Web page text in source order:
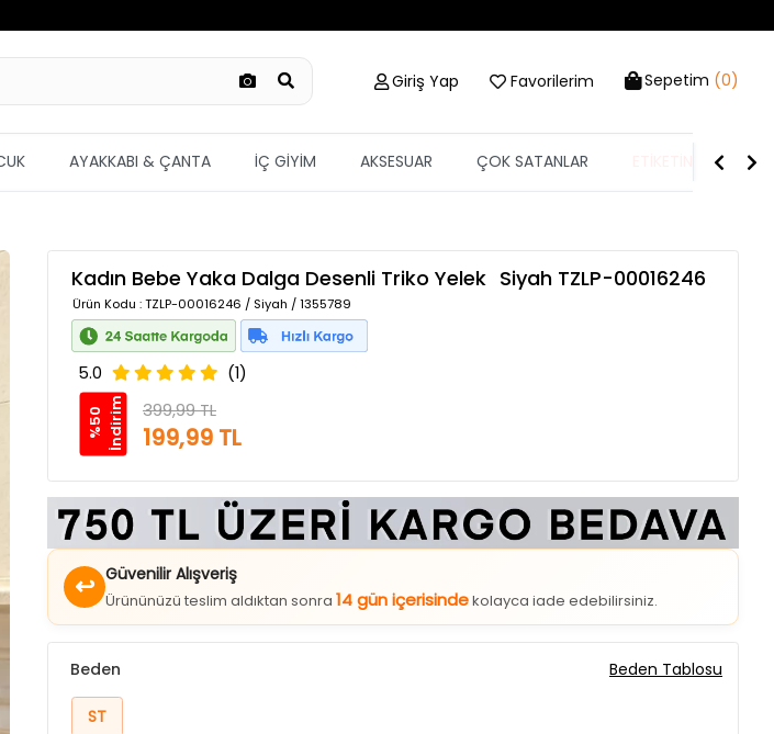
Giriş Yap Favorilerim Sepetim (0)
AYAKKABI & ÇANTA İÇ GİYİM AKSESUAR ÇOK SATANLAR ETİKETİN YARISI
Kadın Bebe Yaka Dalga Desenli Triko Yelek Siyah TZLP-00016246
Ürün Kodu : TZLP-00016246 / Siyah / 1355789
5.0 (1)
%
5
0
İ
n
d
i
r
i m 399,99 TL
199,99 TL
↩ Güvenilir Alışveriş
Ürününüzü teslim aldıktan sonra14 gün içerisindekolayca iade edebilirsiniz.
ST